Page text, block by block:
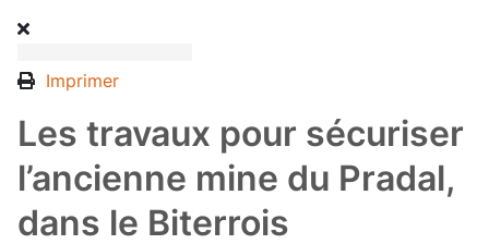
Imprimer
Les travaux pour sécuriser
l’ancienne mine du Pradal,
dans le Biterrois